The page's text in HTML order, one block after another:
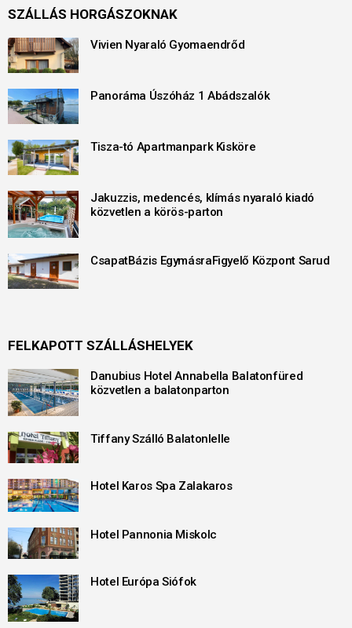
SZÁLLÁS HORGÁSZOKNAK
Vivien Nyaraló Gyomaendrőd
Panoráma Úszóház 1 Abádszalók
Tisza-tó Apartmanpark Kisköre
Jakuzzis, medencés, klímás nyaraló kiadó
közvetlen a körös-parton
CsapatBázis EgymásraFigyelő Központ Sarud
FELKAPOTT SZÁLLÁSHELYEK
Danubius Hotel Annabella Balatonfüred
közvetlen a balatonparton
Tiffany Szálló Balatonlelle
Hotel Karos Spa Zalakaros
Hotel Pannonia Miskolc
Hotel Európa Siófok